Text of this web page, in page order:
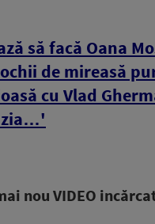
să facă Oana
de mireasă
cu Vlad
nou VIDEO